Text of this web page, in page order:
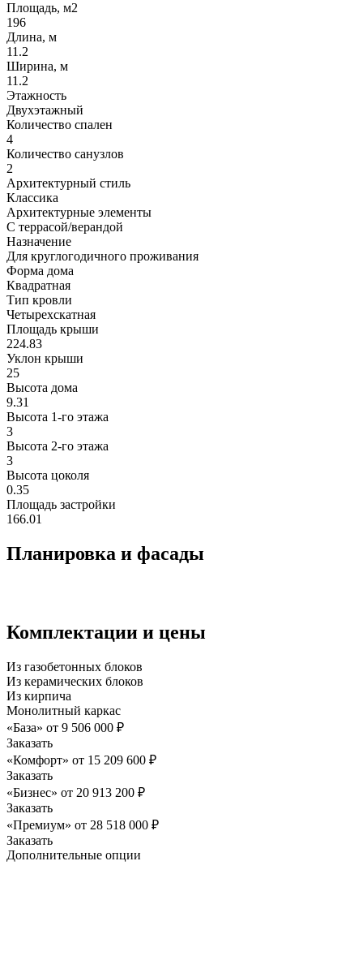
Площадь, м2
196
Длина, м
11.2
Ширина, м
11.2
Этажность
Двухэтажный
Количество спален
4
Количество санузлов
2
Архитектурный стиль
Классика
Архитектурные элементы
С террасой/верандой
Назначение
Для круглогодичного проживания
Форма дома
Квадратная
Тип кровли
Четырехскатная
Площадь крыши
224.83
Уклон крыши
25
Высота дома
9.31
Высота 1-го этажа
3
Высота 2-го этажa
3
Высота цоколя
0.35
Площадь застройки
166.01
Планировка и фасады
Комплектации и цены
Из газобетонных блоков
Из керамических блоков
Из кирпича
Монолитный каркас
«База» от 9 506 000 ₽
Заказать
«Комфорт» от 15 209 600 ₽
Заказать
«Бизнес» от 20 913 200 ₽
Заказать
«Премиум» от 28 518 000 ₽
Заказать
Дополнительные опции